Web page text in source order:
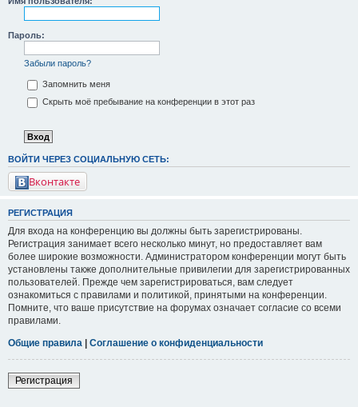
Пароль:
Забыли пароль?
Запомнить меня
Скрыть моё пребывание на конференции в этот раз
ВОЙТИ ЧЕРЕЗ СОЦИАЛЬНУЮ СЕТЬ:
Вконтакте
РЕГИСТРАЦИЯ
Для входа на конференцию вы должны быть зарегистрированы.
Регистрация занимает всего несколько минут, но предоставляет вам
более широкие возможности. Администратором конференции могут быть
установлены также дополнительные привилегии для зарегистрированных
пользователей. Прежде чем зарегистрироваться, вам следует
ознакомиться с правилами и политикой, принятыми на конференции.
Помните, что ваше присутствие на форумах означает согласие со всеми
правилами.
Общие правила
Соглашение о конфиденциальности
Регистрация